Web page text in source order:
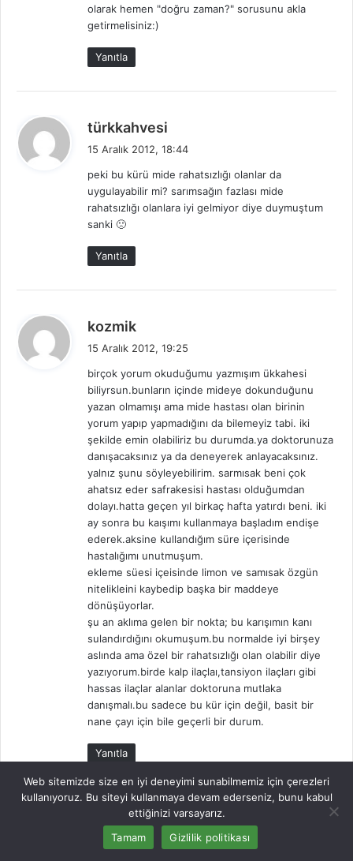
olarak hemen "doğru zaman?" sorusunu akla
getirmelisiniz:)
Yanıtla
türkkahvesi
i
k
i
15 Aralık 2012, 18:44
peki bu kürü mide rahatsızlığı olanlar da
uygulayabilir mi? sarımsağın fazlası mide
rahatsızlığı olanlara iyi gelmiyor diye duymuştum
sanki 🙁
Yanıtla
kozmik
i
k
i
15 Aralık 2012, 19:25
birçok yorum okuduğumu yazmışım ükkahesi
biliyrsun.bunların içinde mideye dokunduğunu
yazan olmamışı ama mide hastası olan birinin
yorum yapıp yapmadığını da bilemeyiz tabi. iki
şekilde emin olabiliriz bu durumda.ya doktorunuza
danışacaksınız ya da deneyerek anlayacaksınız.
yalnız şunu söyleyebilirim. sarmısak beni çok
ahatsız eder safrakesisi hastası olduğumdan
dolayı.hatta geçen yıl birkaç hafta yatırdı beni. iki
ay sonra bu kaışımı kullanmaya başladım endişe
ederek.aksine kullandığım süre içerisinde
hastalığımı unutmuşum.
ekleme süesi içeisinde limon ve samısak özgün
nitelikleini kaybedip başka bir maddeye
dönüşüyorlar.
şu an aklıma gelen bir nokta; bu karışımın kanı
sulandırdığını okumuşum.bu normalde iyi birşey
aslında ama özel bir rahatsızlığı olan olabilir diye
yazıyorum.birde kalp ilaçlaı,tansiyon ilaçları gibi
hassas ilaçlar alanlar doktoruna mutlaka
danışmalı.bu sadece bu kür için değil, basit bir
nane çayı için bile geçerli bir durum.
Yanıtla
Asra
e
23 Aralık 2012, 22:45
Web sitemizde size en iyi deneyimi sunabilmemiz için çerezleri
kullanıyoruz. Bu siteyi kullanmaya devam ederseniz, bunu kabul
ettiğinizi varsayarız.
Tamam
Gizlilik politikası